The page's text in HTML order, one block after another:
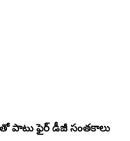
పాటు ఫైర్ డీజీ సంతకాలు